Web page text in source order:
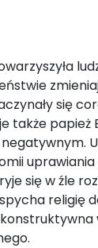
się
także
się w źle
religię